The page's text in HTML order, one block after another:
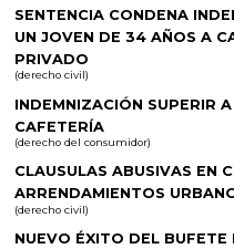
SENTENCIA CONDENA
UN JOVEN DE 34 AÑOS A
PRIVADO
(derecho civil)
INDEMNIZACIÓN SUPERIR
CAFETERÍA
(derecho del consumidor)
CLAUSULAS ABUSIVAS EN
ARRENDAMIENTOS
(derecho civil)
NUEVO ÉXITO DEL